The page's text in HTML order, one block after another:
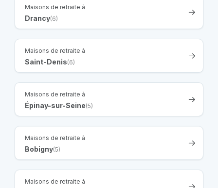
Maisons de retraite à
Drancy(6)
Maisons de retraite à
Saint-Denis(6)
Maisons de retraite à
Épinay-sur-Seine(5)
Maisons de retraite à
Bobigny(5)
Maisons de retraite à